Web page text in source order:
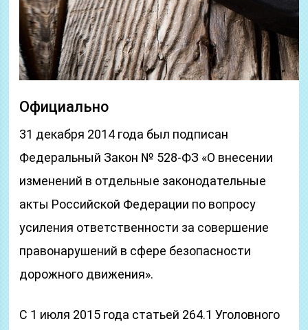
Официально
31 декабря 2014 года был подписан
Федеральный Закон № 528-ФЗ «О внесении
изменений в отдельные законодательные
акты Российской Федерации по вопросу
усиления ответственности за совершение
правонарушений в сфере безопасности
дорожного движения».
С 1 июля 2015 года статьей 264.1 Уголовного